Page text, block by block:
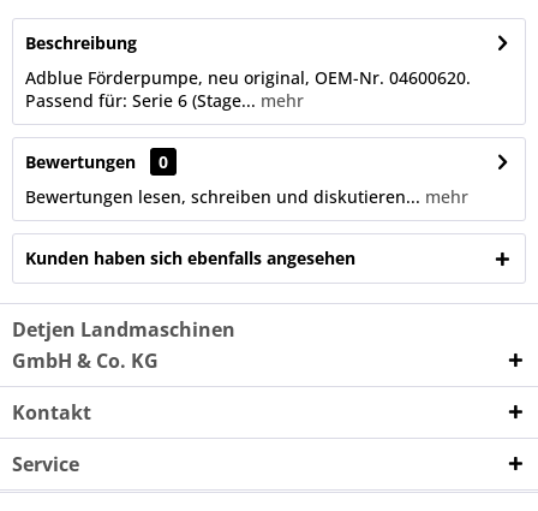
Beschreibung
Adblue Förderpumpe, neu original, OEM-Nr. 04600620.
Passend für: Serie 6 (Stage... mehr
Bewertungen
0
Bewertungen lesen, schreiben und diskutieren... mehr
Kunden haben sich ebenfalls angesehen
Detjen Landmaschinen
GmbH & Co. KG
Kontakt
Service